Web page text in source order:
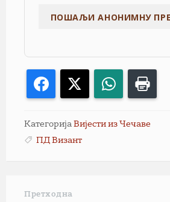
Facebook WhatsApp
Категорија Вијести из Чечаве
ПД Визант
Претходна